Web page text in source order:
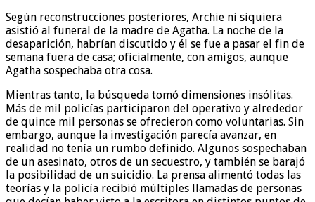
Según reconstrucciones posteriores, Archie ni siquiera
asistió al funeral de la madre de Agatha. La noche de la
desaparición, habrían discutido y él se fue a pasar el fin de
semana fuera de casa; oficialmente, con amigos, aunque
Agatha sospechaba otra cosa.
Mientras tanto, la búsqueda tomó dimensiones insólitas.
Más de mil policías participaron del operativo y alrededor
de quince mil personas se ofrecieron como voluntarias. Sin
embargo, aunque la investigación parecía avanzar, en
realidad no tenía un rumbo definido. Algunos sospechaban
de un asesinato, otros de un secuestro, y también se barajó
la posibilidad de un suicidio. La prensa alimentó todas las
teorías y la policía recibió múltiples llamadas de personas